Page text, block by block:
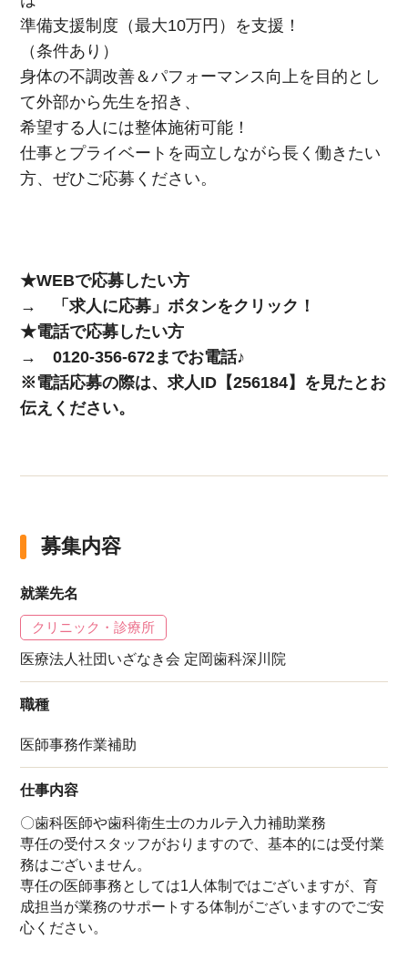
準備支援制度（最大10万円）を支援！
（条件あり）
身体の不調改善＆パフォーマンス向上を目的とし
て外部から先生を招き、
希望する人には整体施術可能！
仕事とプライベートを両立しながら長く働きたい
方、ぜひご応募ください。
★WEBで応募したい方
→ 「求人に応募」ボタンをクリック！
★電話で応募したい方
→ 0120-356-672までお電話♪
※電話応募の際は、求人ID【256184】を見たとお
伝えください。
募集内容
就業先名
クリニック・診療所
医療法人社団いざなき会 定岡歯科深川院
職種
医師事務作業補助
仕事内容
〇歯科医師や歯科衛生士のカルテ入力補助業務
専任の受付スタッフがおりますので、基本的には受付業
務はございません。
専任の医師事務としては1人体制ではございますが、育
成担当が業務のサポートする体制がございますのでご安
心ください。